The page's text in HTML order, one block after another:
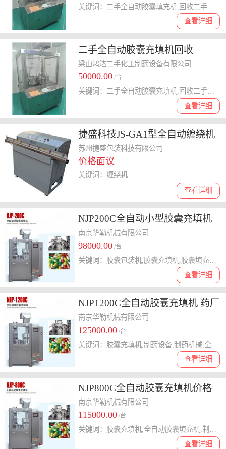
查看详细
关键词：二手全自动胶囊填充机,回收二手胶囊填充机,二手硬胶囊全自动填充机哪里回收
二手全自动胶囊充填机回收
梁山鸿达二手化工制药设备有限公司
50000.00 /台
查看详细
关键词：二手全自动胶囊充填机,回收二手全自动胶囊填充机,二手胶囊充填机哪里回收
捷盛科技JS-GA1型全自动缠绕机
苏州捷盛包装科技有限公司
价格面议
查看详细
关键词：缠绕机
NJP200C全自动小型胶囊充填机
灌装准确的GMP胶囊填充机
南京华勒机械有限公司
98000.00 /台
查看详细
NJP1200C全自动胶囊充填机 药厂
用中型胶囊填充机设备
南京华勒机械有限公司
125000.00 /台
查看详细
NJP800C全自动胶囊充填机价格
产品通过CE认证的胶囊填充机
南京华勒机械有限公司
115000.00 /台
查看详细
关键词：胶囊充填机,全自动胶囊填充机,制药设备,胶囊灌装机